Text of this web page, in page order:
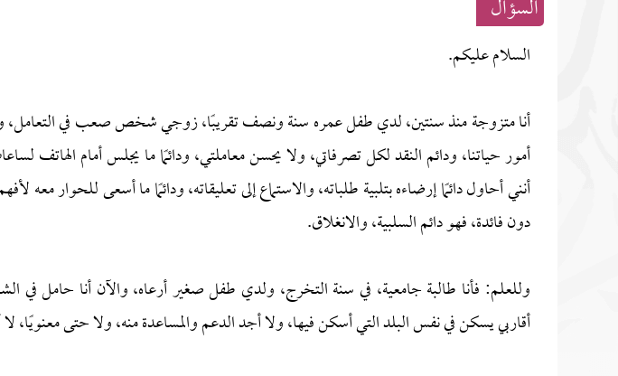
السؤال
السلام عليكم.
أنا متزوجة منذ سنتين، لدي طفل عمره سنة ونصف تقريبًا، زوجي شخص صعب في التعامل،
أمور حياتنا، ودائم النقد لكل تصرفاتي، ولا يحسن معاملتي، ودائمًا ما يجلس أمام الهاتف
أنني أحاول دائمًا إرضاءه بتلبية طلباته، والاستماع إلى تعليقاته، ودائمًا ما أسعى للحوار معه
دون فائدة، فهو دائم السلبية، والانغلاق.
وللعلم: فأنا طالبة جامعية، في سنة التخرج، ولدي طفل صغير أرعاه، والآن أنا حامل في
أقاربي يسكن في نفس البلد التي أسكن فيها، ولا أجد الدعم والمساعدة منه، ولا حتى معنويًا،